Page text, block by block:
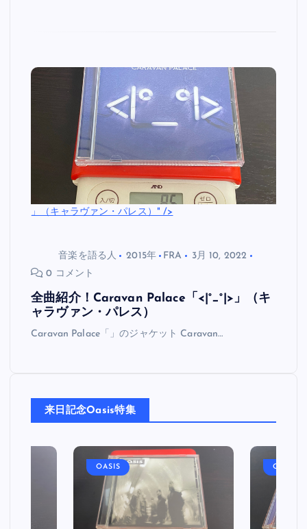
」（キャラヴァン・パレス）" />
音楽を語る人 2015年 FRA
3月 10, 2022
0 コメント
全曲紹介！Caravan Palace「<|°_°|>」（キ
ャラヴァン・パレス）
Caravan Palace「」のジャケット Caravan…
来日記念Oasis特集
OASIS OASIS